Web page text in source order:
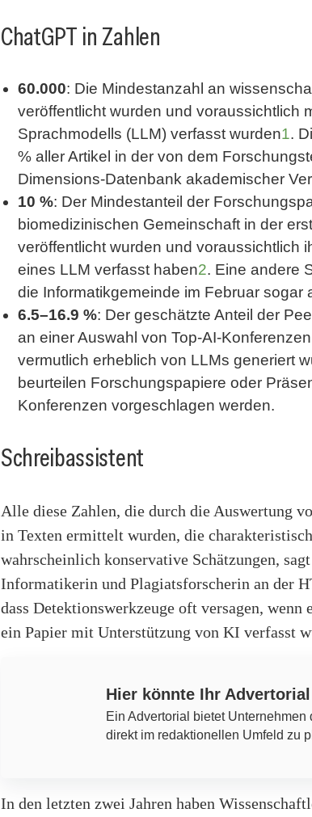
ChatGPT in Zahlen
60.000: Die Mindestanzahl an
veröffentlicht wurden und voraussichtlich
Sprachmodells (LLM) verfasst wurden1.
% aller Artikel in der von dem
Dimensions-Datenbank akademischer
10 %: Der Mindestanteil der
biomedizinischen Gemeinschaft in der
veröffentlicht wurden und voraussichtlich
eines LLM verfasst haben2. Eine andere
die Informatikgemeinde im Februar sogar
6.5–16.9 %: Der geschätzte Anteil der
an einer Auswahl von Top-AI-
vermutlich erheblich von LLMs generiert
beurteilen Forschungspapiere oder
Konferenzen vorgeschlagen werden.
Schreibassistent
Alle diese Zahlen, die durch die Auswertung
in Texten ermittelt wurden, die
wahrscheinlich konservative Schätzungen,
Informatikerin und Plagiatsforscherin an der
dass Detektionswerkzeuge oft versagen, wenn
ein Papier mit Unterstützung von KI verfasst
Hier könnte Ihr
Ein Advertorial bietet
direkt im redaktionellen Umfeld zu
In den letzten zwei Jahren haben